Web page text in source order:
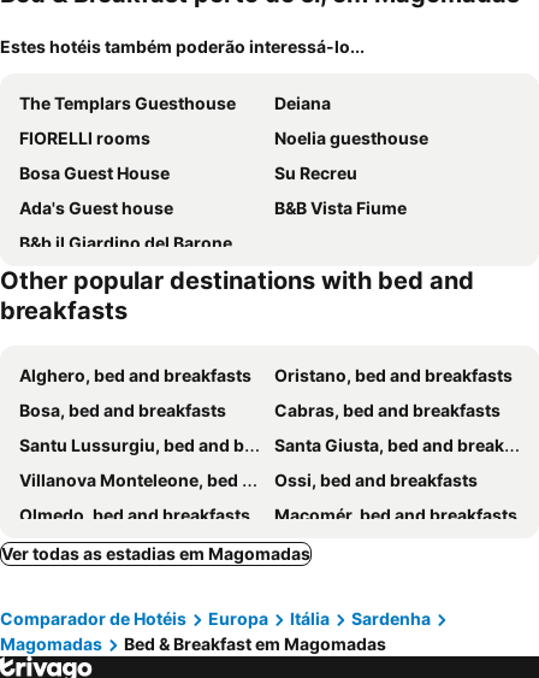
Estes hotéis também poderão interessá-lo...
The Templars Guesthouse
Deiana
FIORELLI rooms
Noelia guesthouse
Bosa Guest House
Su Recreu
Ada's Guest house
B&B Vista Fiume
B&b il Giardino del Barone
Other popular destinations with bed and
breakfasts
Alghero, bed and breakfasts
Oristano, bed and breakfasts
Bosa, bed and breakfasts
Cabras, bed and breakfasts
Santu Lussurgiu, bed and breakfasts
Santa Giusta, bed and breakfasts
Villanova Monteleone, bed and breakfasts
Ossi, bed and breakfasts
Olmedo, bed and breakfasts
Macomér, bed and breakfasts
Pozzomaggiore, bed and breakfasts
Ghilarza, bed and breakfasts
Uri, bed and breakfasts
Paulilatino, bed and breakfasts
Bonorva, bed and breakfasts
Villaurbana, bed and breakfasts
Ver todas as estadias em Magomadas
Comparador de Hotéis Europa Itália
Sardenha
Magomadas
Bed & Breakfast em Magomadas